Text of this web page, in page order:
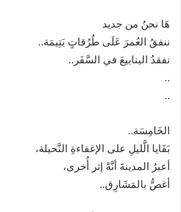
هَا نحنُ من جديد
ننفقُ العُمرَ عَلَى طُرُقاتٍ يَتِيمَة..
نفقدُ الينابيعَ في السَّفَر..
..
..
الخَامِسَة..
بَقَايا الَّليلِ على الإغفاءةِ النَّحيلة،
أعبرُ المدينةَ أنَّةً إثر أُخرى،
أغصُّ بالمَشَارِق..